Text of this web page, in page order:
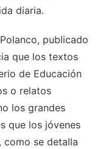
diaria.
publicado
que los textos
de Educación
o relatos
los grandes
que los jóvenes
como se detalla